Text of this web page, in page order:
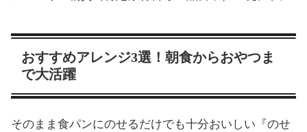
おすすめアレンジ3選！朝食からおやつま
で大活躍
そのまま食パンにのせるだけでも十分おいしい『のせ